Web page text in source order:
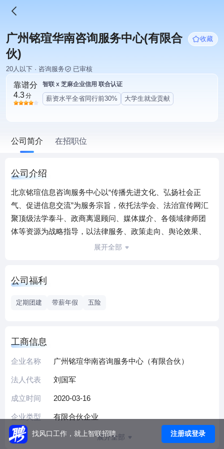
广州铭瑄华南咨询服务中心(有限合
伙)
收藏
20人以下 · 咨询服务 已审核
靠谱分
4.3分
智联 x 芝麻企业信用 联合认证
薪资水平全省同行前30% 大学生就业贡献
公司简介 在招职位
公司介绍
北京铭瑄信息咨询服务中心以“传播先进文化、弘扬社会正
气、促进信息交流”为服务宗旨，依托法学会、法治宣传网汇
聚顶级法学泰斗、政商离退顾问、媒体媒介、各领域律师团
体等资源为战略指导，以法律服务、政策走向、舆论效果、
学者论坛为技术支撑，以综合服务为有机载体，打造服务于
展开全部
公司福利
定期团建 带薪年假 五险
工商信息
企业名称 广州铭瑄华南咨询服务中心（有限合伙）
法人代表 刘国军
成立时间 2020-03-16
企业类型 有限合伙企业
展开全部
找风口工作，就上智联招聘 注册或登录